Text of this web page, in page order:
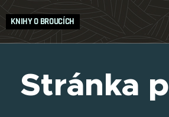
KNIHY O BROUCÍCH
Stránka